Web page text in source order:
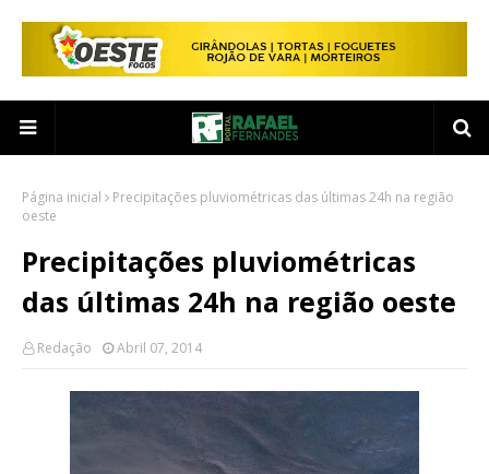
Página inicial
Precipitações pluviométricas das últimas 24h na região
oeste
Precipitações pluviométricas
das últimas 24h na região oeste
Redação Abril 07, 2014